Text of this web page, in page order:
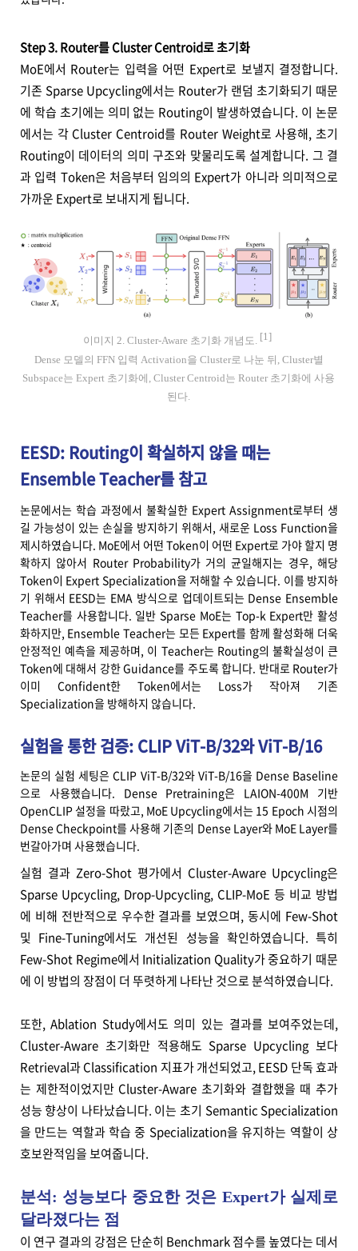
Step 3. Router를 Cluster Centroid로 초기화
MoE에서 Router는 입력을 어떤 Expert로 보낼지 결정합니다.
기존 Sparse Upcycling에서는 Router가 랜덤 초기화되기 때문
에 학습 초기에는 의미 없는 Routing이 발생하였습니다. 이 논문
에서는 각 Cluster Centroid를 Router Weight로 사용해, 초기
Routing이 데이터의 의미 구조와 맞물리도록 설계합니다. 그 결
과 입력 Token은 처음부터 임의의 Expert가 아니라 의미적으로
가까운 Expert로 보내지게 됩니다.
이미지 2. Cluster-Aware 초기화 개념도. [1]
Dense 모델의 FFN 입력 Activation을 Cluster로 나눈 뒤, Cluster별
Subspace는 Expert 초기화에, Cluster Centroid는 Router 초기화에 사용
된다.
EESD: Routing이 확실하지 않을 때는
Ensemble Teacher를 참고
논문에서는 학습 과정에서 불확실한 Expert Assignment로부터 생
길 가능성이 있는 손실을 방지하기 위해서, 새로운 Loss Function을
제시하였습니다. MoE에서 어떤 Token이 어떤 Expert로 가야 할지 명
확하지 않아서 Router Probability가 거의 균일해지는 경우, 해당
Token이 Expert Specialization을 저해할 수 있습니다. 이를 방지하
기 위해서 EESD는 EMA 방식으로 업데이트되는 Dense Ensemble
Teacher를 사용합니다. 일반 Sparse MoE는 Top-k Expert만 활성
화하지만, Ensemble Teacher는 모든 Expert를 함께 활성화해 더욱
안정적인 예측을 제공하며, 이 Teacher는 Routing의 불확실성이 큰
Token에 대해서 강한 Guidance를 주도록 합니다. 반대로 Router가
이미 Confident한 Token에서는 Loss가 작아져 기존
Specialization을 방해하지 않습니다.
실험을 통한 검증: CLIP ViT-B/32와 ViT-B/16
논문의 실험 세팅은 CLIP ViT-B/32와 ViT-B/16을 Dense Baseline
으로 사용했습니다. Dense Pretraining은 LAION-400M 기반
OpenCLIP 설정을 따랐고, MoE Upcycling에서는 15 Epoch 시점의
Dense Checkpoint를 사용해 기존의 Dense Layer와 MoE Layer를
번갈아가며 사용했습니다.
실험 결과 Zero-Shot 평가에서 Cluster-Aware Upcycling은
Sparse Upcycling, Drop-Upcycling, CLIP-MoE 등 비교 방법
에 비해 전반적으로 우수한 결과를 보였으며, 동시에 Few-Shot
및 Fine-Tuning에서도 개선된 성능을 확인하였습니다. 특히
Few-Shot Regime에서 Initialization Quality가 중요하기 때문
에 이 방법의 장점이 더 뚜렷하게 나타난 것으로 분석하였습니다.
또한, Ablation Study에서도 의미 있는 결과를 보여주었는데,
Cluster-Aware 초기화만 적용해도 Sparse Upcycling 보다
Retrieval과 Classification 지표가 개선되었고, EESD 단독 효과
는 제한적이었지만 Cluster-Aware 초기화와 결합했을 때 추가
성능 향상이 나타났습니다. 이는 초기 Semantic Specialization
을 만드는 역할과 학습 중 Specialization을 유지하는 역할이 상
호보완적임을 보여줍니다.
분석: 성능보다 중요한 것은 Expert가 실제로
달라졌다는 점
이 연구 결과의 강점은 단순히 Benchmark 점수를 높였다는 데서